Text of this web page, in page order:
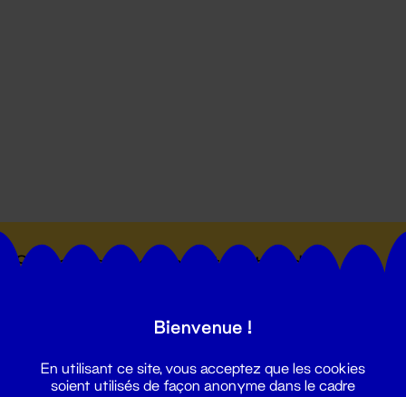
Suivez toutes les actualités du
Bienvenue !
En utilisant ce site, vous acceptez que les cookies
soient utilisés de façon anonyme dans le cadre